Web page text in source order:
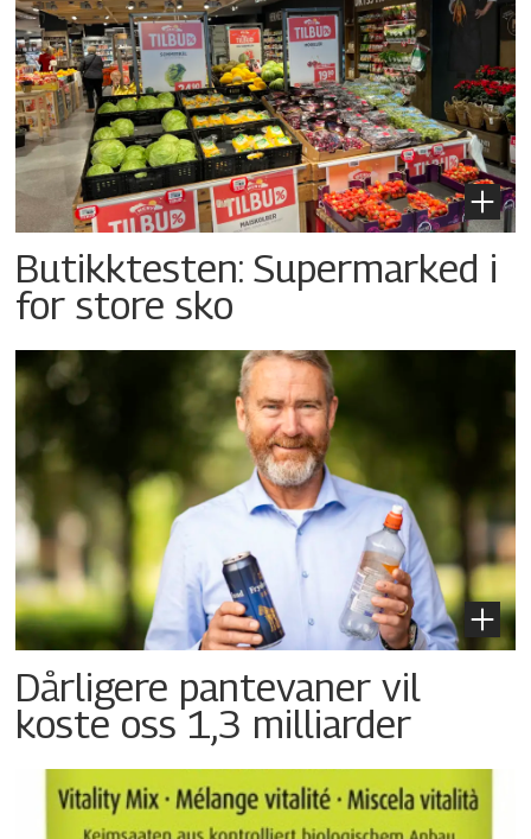
Butikktesten: Supermarked i
for store sko
Dårligere pantevaner vil
koste oss 1,3 milliarder